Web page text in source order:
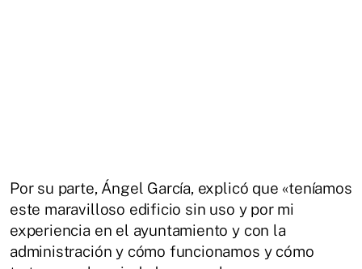
Por su parte, Ángel García, explicó que «teníamos
este maravilloso edificio sin uso y por mi
experiencia en el ayuntamiento y con la
administración y cómo funcionamos y cómo